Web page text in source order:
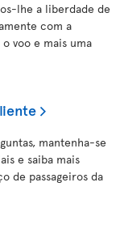
lhe a liberdade de
com a
voo e mais uma
mantenha-se
e saiba mais
de passageiros da